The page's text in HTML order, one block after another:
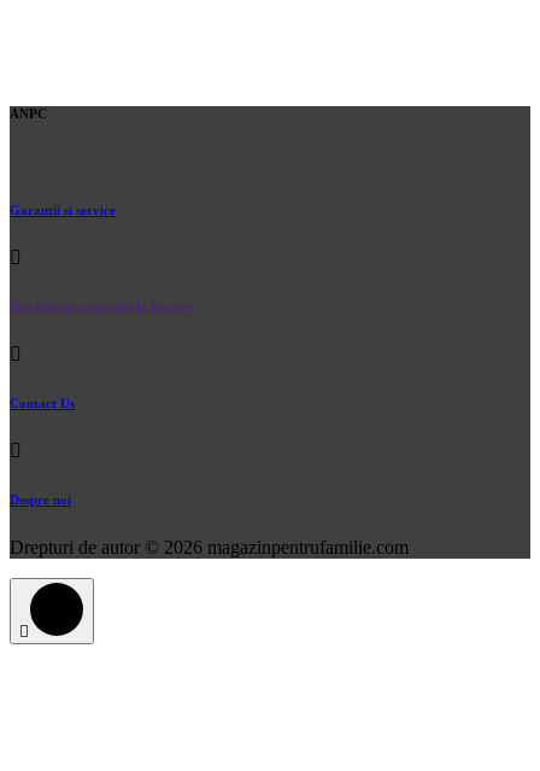
ANPC
Garantii si service
Deschiderea coletului la livrare
Contact Us
Despre noi
Drepturi de autor © 2026 magazinpentrufamilie.com